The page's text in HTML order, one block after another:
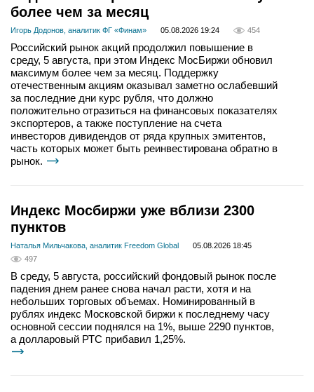
более чем за месяц
Игорь Додонов, аналитик ФГ «Финам» 05.08.2026 19:24 454
Российский рынок акций продолжил повышение в
среду, 5 августа, при этом Индекс МосБиржи обновил
максимум более чем за месяц. Поддержку
отечественным акциям оказывал заметно ослабевший
за последние дни курс рубля, что должно
положительно отразиться на финансовых показателях
экспортеров, а также поступление на счета
инвесторов дивидендов от ряда крупных эмитентов,
часть которых может быть реинвестирована обратно в
рынок.
Индекс Мосбиржи уже вблизи 2300
пунктов
Наталья Мильчакова, аналитик Freedom Global
05.08.2026 18:45
497
В среду, 5 августа, российский фондовый рынок после
падения днем ранее снова начал расти, хотя и на
небольших торговых объемах. Номинированный в
рублях индекс Московской биржи к последнему часу
основной сессии поднялся на 1%, выше 2290 пунктов,
а долларовый РТС прибавил 1,25%.